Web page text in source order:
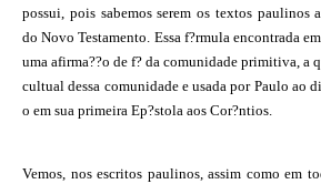
possui, pois sabemos serem os textos paulinos
do Novo Testamento. Essa f?rmula encontrada
uma afirma??o de f? da comunidade primitiva, a
cultual dessa comunidade e usada por Paulo ao
o em sua primeira Ep?stola aos Cor?ntios.
Vemos, nos escritos paulinos, assim como em